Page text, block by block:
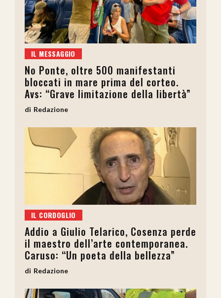
IL MESSAGGIO
No Ponte, oltre 500 manifestanti
bloccati in mare prima del corteo.
Avs: “Grave limitazione della libertà”
Redazione
IL CORDOGLIO
Addio a Giulio Telarico, Cosenza perde
il maestro dell’arte contemporanea.
Caruso: “Un poeta della bellezza”
Redazione